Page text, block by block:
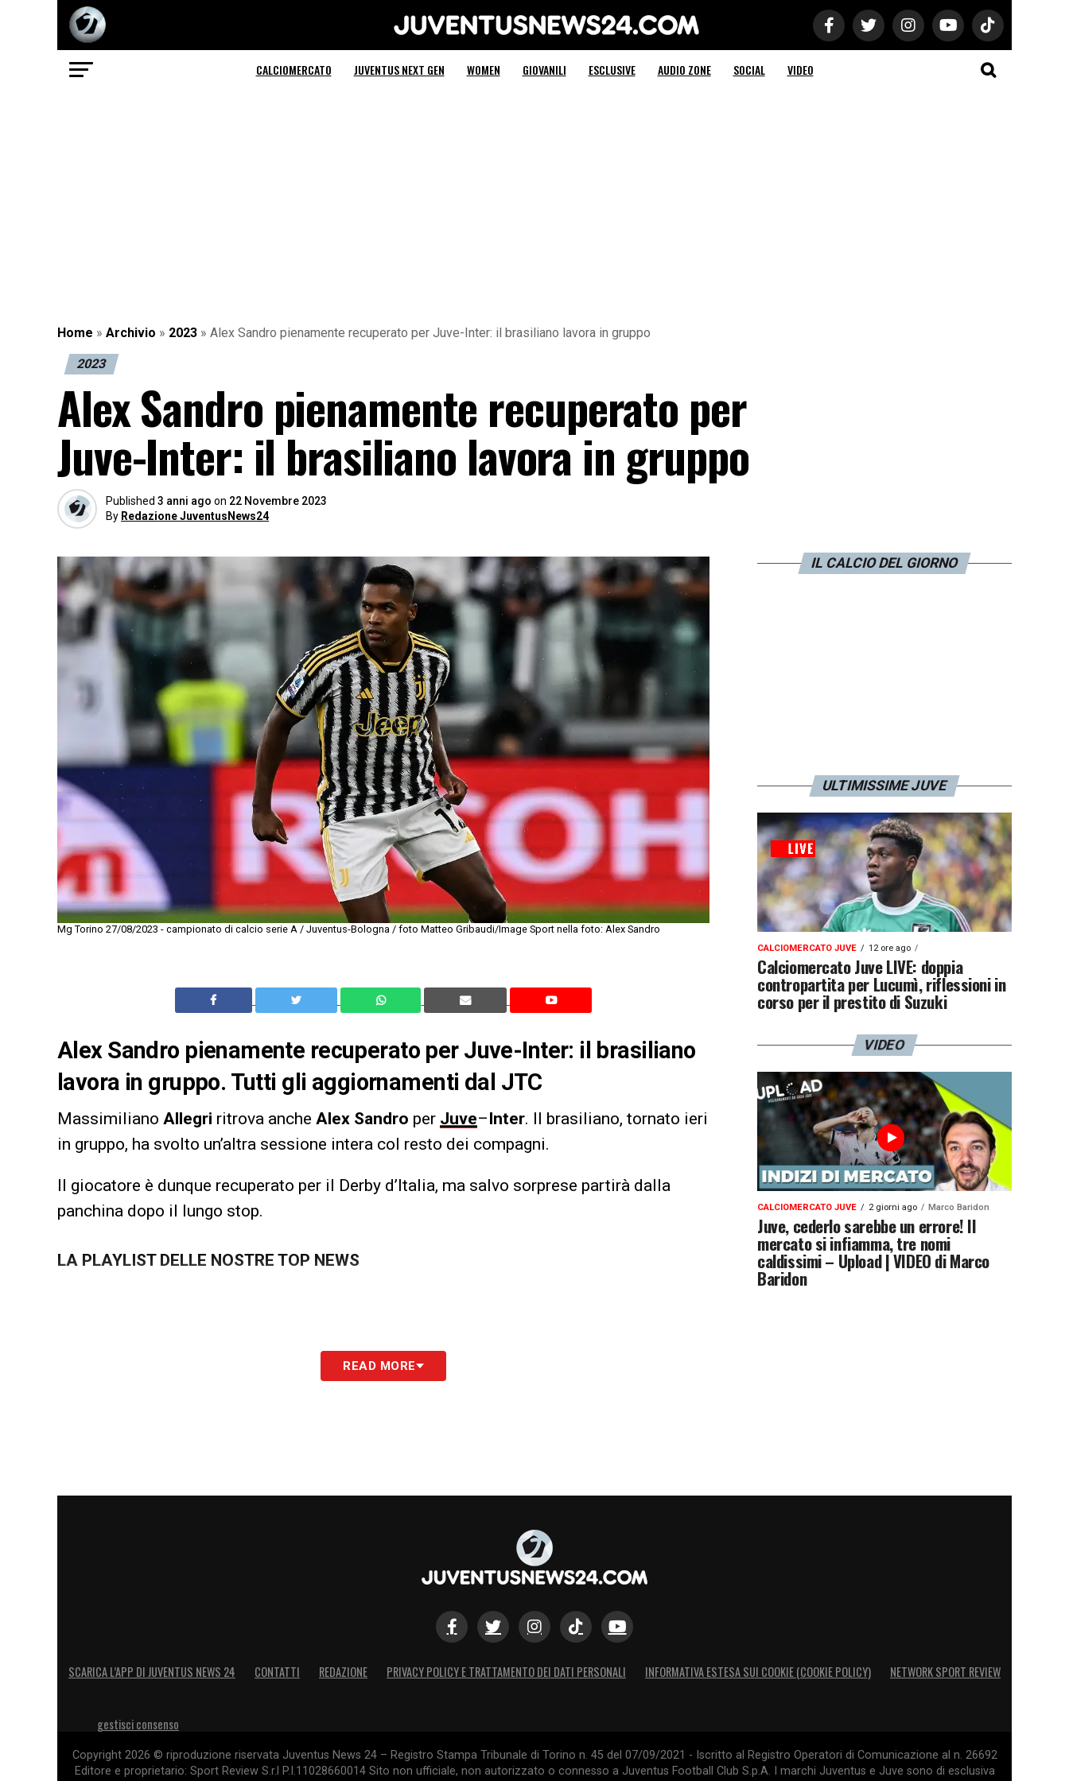
Juventus News 24
CALCIOMERCATO JUVENTUS NEXT GEN WOMEN GIOVANILI ESCLUSIVE AUDIO ZONE SOCIAL VIDEO
Home » Archivio » 2023 » Alex Sandro pienamente recuperato per Juve-Inter: il brasiliano lavora in gruppo
2023
Alex Sandro pienamente recuperato per
Juve-Inter: il brasiliano lavora in gruppo
Published 3 anni ago on 22 Novembre 2023
By Redazione JuventusNews24
Mg Torino 27/08/2023 - campionato di calcio serie A / Juventus-Bologna / foto Matteo Gribaudi/Image Sport nella foto: Alex Sandro
Alex Sandro pienamente recuperato per Juve-Inter: il brasiliano
lavora in gruppo. Tutti gli aggiornamenti dal JTC
Massimiliano Allegri ritrova anche Alex Sandro per Juve–Inter. Il brasiliano, tornato ieri
in gruppo, ha svolto un’altra sessione intera col resto dei compagni.
Il giocatore è dunque recuperato per il Derby d’Italia, ma salvo sorprese partirà dalla
panchina dopo il lungo stop.
LA PLAYLIST DELLE NOSTRE TOP NEWS
READ MORE
IL CALCIO DEL GIORNO
ULTIMISSIME JUVE
CALCIOMERCATO JUVE 12 ore ago
Calciomercato Juve LIVE: doppia
contropartita per Lucumì, riflessioni in
corso per il prestito di Suzuki
VIDEO
CALCIOMERCATO JUVE 2 giorni ago Marco Baridon
Juve, cederlo sarebbe un errore! Il
mercato si infiamma, tre nomi
caldissimi – Upload | VIDEO di Marco
Baridon
SCARICA L’APP DI JUVENTUS NEWS 24 CONTATTI REDAZIONE PRIVACY POLICY E TRATTAMENTO DEI DATI PERSONALI INFORMATIVA ESTESA SUI COOKIE (COOKIE POLICY) NETWORK SPORT REVIEW
gestisci consenso
Copyright 2026 © riproduzione riservata Juventus News 24 – Registro Stampa Tribunale di Torino n. 45 del 07/09/2021 - Iscritto al Registro Operatori di Comunicazione al n. 26692
Editore e proprietario: Sport Review S.r.l P.I.11028660014 Sito non ufficiale, non autorizzato o connesso a Juventus Football Club S.p.A. I marchi Juventus e Juve sono di esclusiva